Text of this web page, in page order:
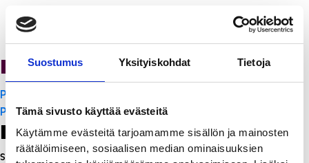
Suostumus Yksityiskohdat Tietoja
Tämä sivusto käyttää evästeitä
Käytämme evästeitä tarjoamamme sisällön ja mainosten
räätälöimiseen, sosiaalisen median ominaisuuksien
PanchoVilla
Artikkelien
selaus
PanchoVilla
PanchoVilla
Leave a Reply
Sinun täytyy kirjautua sisään